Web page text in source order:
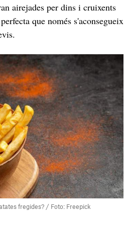
airejades per dins i cruixents
que només s'aconsegueix
fregides? / Foto: Freepick